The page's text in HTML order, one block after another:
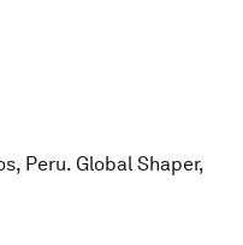
Peru. Global Shaper,